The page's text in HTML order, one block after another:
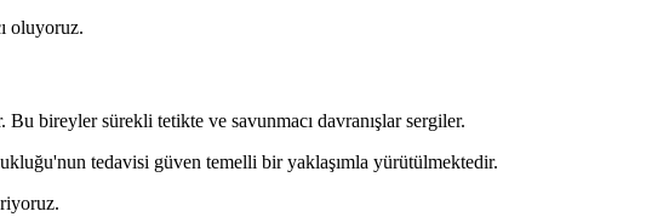
oluyoruz.
bireyler sürekli tetikte ve savunmacı davranışlar sergiler.
tedavisi güven temelli bir yaklaşımla yürütülmektedir.